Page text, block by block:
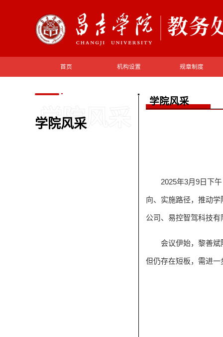
首页 机构设置 规章制度
学院风采
学院风采
学院风采
2025年3月9日下
向、实施路径，推动
公司、易控智驾科技
会议伊始，黎善
但仍存在短板，需进